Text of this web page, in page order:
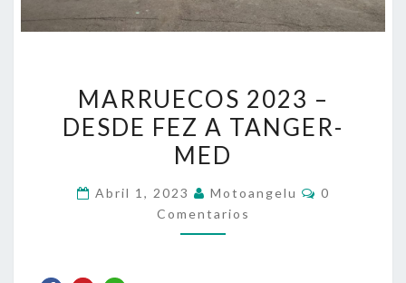
2023
–
DESDE
A
MARRUECOS 2023 –
DESDE FEZ A TANGER-
MED
Abril 1, 2023 Motoangelu
0
Comentarios